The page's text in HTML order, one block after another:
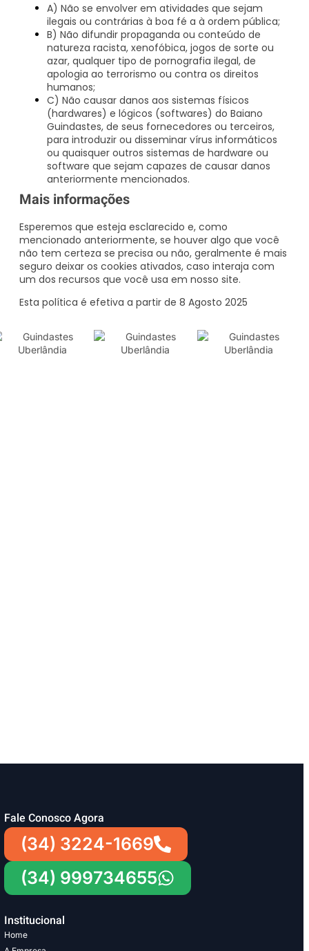
A) Não se envolver em atividades que sejam
ilegais ou contrárias à boa fé a à ordem pública;
B) Não difundir propaganda ou conteúdo de
natureza racista, xenofóbica, jogos de sorte ou
azar, qualquer tipo de pornografia ilegal, de
apologia ao terrorismo ou contra os direitos
humanos;
C) Não causar danos aos sistemas físicos
(hardwares) e lógicos (softwares) do Baiano
Guindastes, de seus fornecedores ou terceiros,
para introduzir ou disseminar vírus informáticos
ou quaisquer outros sistemas de hardware ou
software que sejam capazes de causar danos
anteriormente mencionados.
Mais informações
Esperemos que esteja esclarecido e, como
mencionado anteriormente, se houver algo que você
não tem certeza se precisa ou não, geralmente é mais
seguro deixar os cookies ativados, caso interaja com
um dos recursos que você usa em nosso site.
Esta política é efetiva a partir de 8 Agosto 2025
Fale Conosco Agora
(34) 3224-1669
(34) 999734655
Institucional
Home